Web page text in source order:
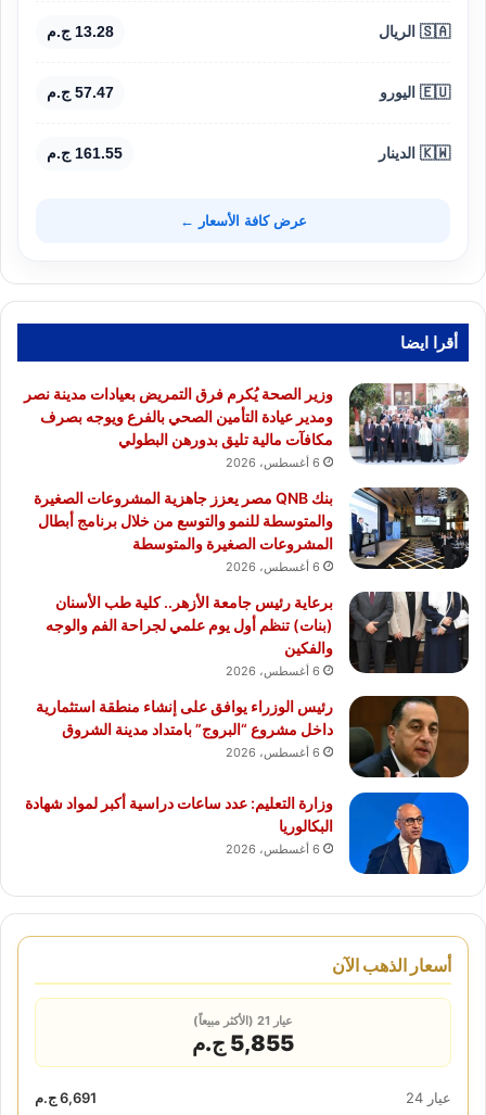
🇸🇦 الريال 13.28 ج.م
🇪🇺 اليورو 57.47 ج.م
🇰🇼 الدينار 161.55 ج.م
عرض كافة الأسعار ←
أقرا ايضا
وزير الصحة يُكرم فرق التمريض بعيادات مدينة نصر
ومدير عيادة التأمين الصحي بالفرع ويوجه بصرف
مكافآت مالية تليق بدورهن البطولي
6 أغسطس، 2026
بنك QNB مصر يعزز جاهزية المشروعات الصغيرة
والمتوسطة للنمو والتوسع من خلال برنامج أبطال
المشروعات الصغيرة والمتوسطة
6 أغسطس، 2026
برعاية رئيس جامعة الأزهر.. كلية طب الأسنان
(بنات) تنظم أول يوم علمي لجراحة الفم والوجه
والفكين
6 أغسطس، 2026
رئيس الوزراء يوافق على إنشاء منطقة استثمارية
داخل مشروع “البروج” بامتداد مدينة الشروق
6 أغسطس، 2026
وزارة التعليم: عدد ساعات دراسية أكبر لمواد شهادة
البكالوريا
6 أغسطس، 2026
أسعار الذهب الآن
عيار 21 (الأكثر مبيعاً)
5,855 ج.م
عيار 24 6,691 ج.م